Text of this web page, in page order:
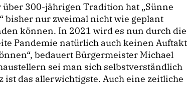
300-jährigen Tradition hat „Sünne
bisher nur zweimal nicht wie geplant
können. In 2021 wird es nun durch die
Pandemie natürlich auch keinen Auftakt
bedauert Bürgermeister Michael
sei man sich selbstverständlich
ist das allerwichtigste. Auch eine zeitliche